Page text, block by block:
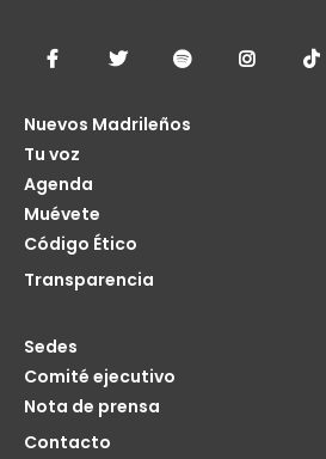
Nuevos Madrileños
Tu voz
Agenda
Muévete
Código Ético
Transparencia
Sedes
Comité ejecutivo
Nota de prensa
Contacto